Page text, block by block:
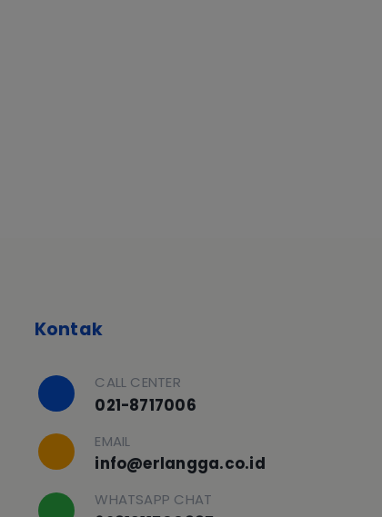
Kontak
CALL CENTER
021-8717006
EMAIL
info@erlangga.co.id
WHATSAPP CHAT